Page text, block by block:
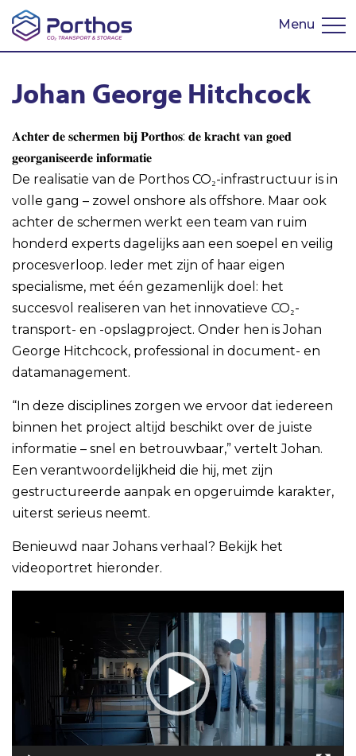
Menu
English
Johan George Hitchcock
𝐀𝐜𝐡𝐭𝐞𝐫 𝐝𝐞 𝐬𝐜𝐡𝐞𝐫𝐦𝐞𝐧 𝐛𝐢𝐣 𝐏𝐨𝐫𝐭𝐡𝐨𝐬: 𝐝𝐞 𝐤𝐫𝐚𝐜𝐡𝐭 𝐯𝐚𝐧 𝐠𝐨𝐞𝐝
𝐠𝐞𝐨𝐫𝐠𝐚𝐧𝐢𝐬𝐞𝐞𝐫𝐝𝐞 𝐢𝐧𝐟𝐨𝐫𝐦𝐚𝐭𝐢𝐞
De realisatie van de Porthos CO₂-infrastructuur is in
volle gang – zowel onshore als offshore. Maar ook
achter de schermen werkt een team van ruim
honderd experts dagelijks aan een soepel en veilig
procesverloop. Ieder met zijn of haar eigen
specialisme, met één gezamenlijk doel: het
succesvol realiseren van het innovatieve CO₂-
transport- en -opslagproject. Onder hen is Johan
George Hitchcock, professional in document- en
datamanagement.
“In deze disciplines zorgen we ervoor dat iedereen
binnen het project altijd beschikt over de juiste
informatie – snel en betrouwbaar,” vertelt Johan.
Een verantwoordelijkheid die hij, met zijn
gestructureerde aanpak en opgeruimde karakter,
uiterst serieus neemt.
Benieuwd naar Johans verhaal? Bekijk het
videoportret hieronder.